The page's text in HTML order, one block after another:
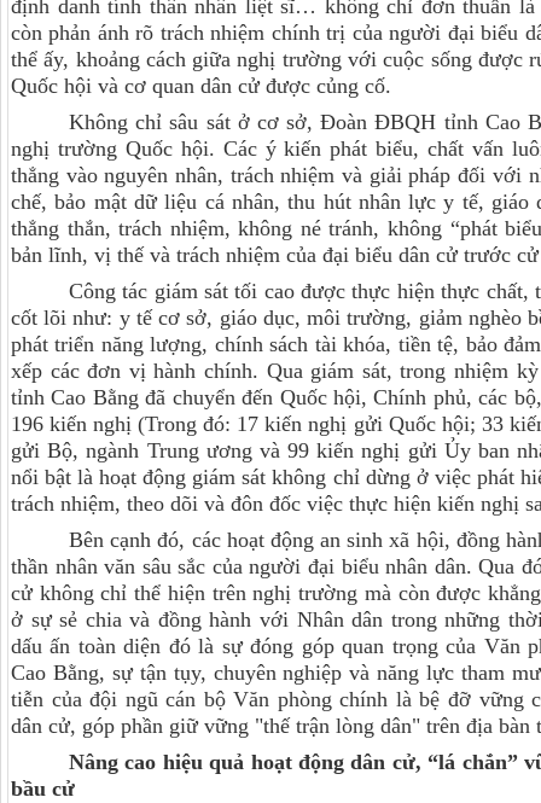
định danh tính thân nhân liệt sĩ… không chỉ đơn thuần
còn phản ánh rõ trách nhiệm chính trị của người đại biểu
thể ấy, khoảng cách giữa nghị trường với cuộc sống được
Quốc hội và cơ quan dân cử được củng cố.
Không chỉ sâu sát ở cơ sở, Đoàn ĐBQH tỉnh Cao
nghị trường Quốc hội. Các ý kiến phát biểu, chất vấn
thẳng vào nguyên nhân, trách nhiệm và giải pháp đối với
chế, bảo mật dữ liệu cá nhân, thu hút nhân lực y tế, giáo
thẳng thắn, trách nhiệm, không né tránh, không “phát
bản lĩnh, vị thế và trách nhiệm của đại biểu dân cử trước
Công tác giám sát tối cao được thực hiện thực chất,
cốt lõi như: y tế cơ sở, giáo dục, môi trường, giảm nghèo
phát triển năng lượng, chính sách tài khóa, tiền tệ, bảo
xếp các đơn vị hành chính. Qua giám sát, trong nhiệm
tỉnh Cao Bằng đã chuyển đến Quốc hội, Chính phủ, các
196 kiến nghị (Trong đó: 17 kiến nghị gửi Quốc hội; 33
gửi Bộ, ngành Trung ương và 99 kiến nghị gửi Ủy ban
nổi bật là hoạt động giám sát không chỉ dừng ở việc phát
trách nhiệm, theo dõi và đôn đốc việc thực hiện kiến nghị
Bên cạnh đó, các hoạt động an sinh xã hội, đồng
thần nhân văn sâu sắc của người đại biểu nhân dân. Qua
cử không chỉ thể hiện trên nghị trường mà còn được
ở sự sẻ chia và đồng hành với Nhân dân trong những
dấu ấn toàn diện đó là sự đóng góp quan trọng của
Cao Bằng, sự tận tụy, chuyên nghiệp và năng lực tham
tiễn của đội ngũ cán bộ Văn phòng chính là bệ đỡ vững
dân cử, góp phần giữ vững "thế trận lòng dân" trên địa bàn
Nâng cao hiệu quả hoạt động dân cử, “lá chắn”
bầu cử